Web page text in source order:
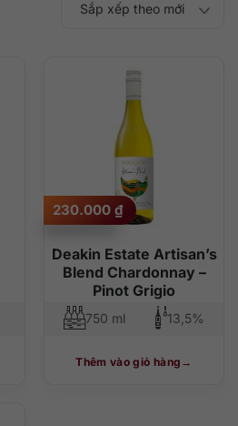
Sắp xếp theo
độ phổ biến
Sắp xếp theo mới
thấp đến cao
cao đến thấp
Deakin Estate Artisan’s
Blend Chardonnay –
Pinot Grigio
230.000 ₫
750 ml 13,5%
Thêm vào giỏ hàng